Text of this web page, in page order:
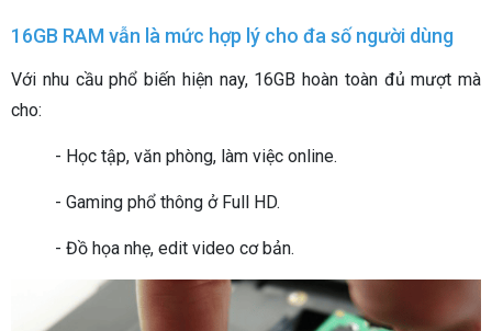
16GB RAM vẫn là mức hợp lý cho đa số người dùng
Với nhu cầu phổ biến hiện nay, 16GB hoàn toàn đủ mượt mà
cho:
- Học tập, văn phòng, làm việc online.
- Gaming phổ thông ở Full HD.
- Đồ họa nhẹ, edit video cơ bản.